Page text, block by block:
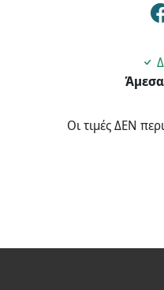
Οι τιμές ΔΕΝ